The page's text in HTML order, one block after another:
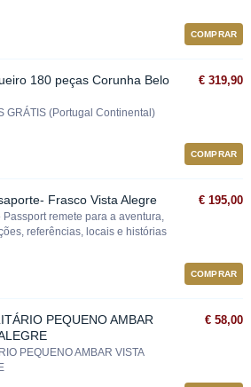
COMPRAR
180 peças Corunha Belo
GRÁTIS (Portugal Continental)
€ 319,90
COMPRAR
Frasco Vista Alegre
Passport remete para a aventura,
referências, locais e histórias
€ 195,00
COMPRAR
PEQUENO AMBAR
PEQUENO AMBAR VISTA
€ 58,00